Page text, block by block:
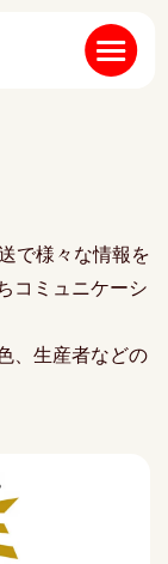
で様々な情報を
コミュニケーシ
、生産者などの